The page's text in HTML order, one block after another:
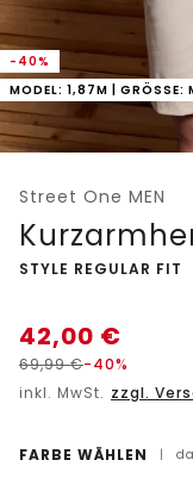
-40%
MODEL: 1,87M | GRÖSSE: M
Street One MEN
-
STYLE REGULAR FIT
42,00 €
69,99€-40%
inkl. MwSt. zzgl.
FARBE WÄHLEN |